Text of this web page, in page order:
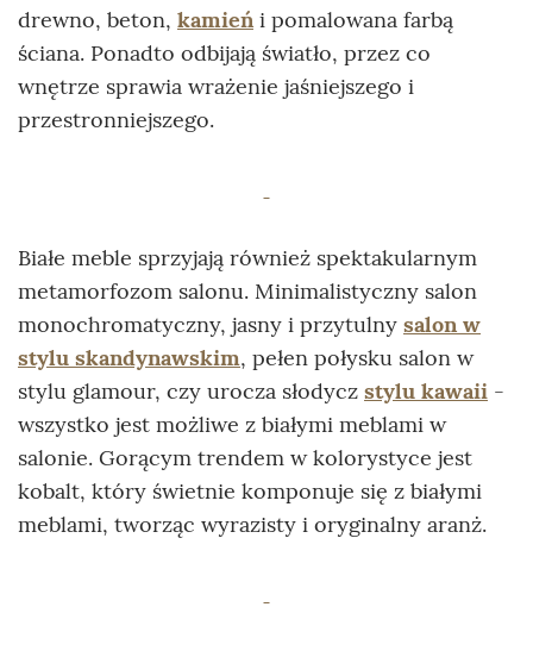
drewno, beton, kamień i pomalowana farbą
ściana. Ponadto odbijają światło, przez co
wnętrze sprawia wrażenie jaśniejszego i
przestronniejszego.
Białe meble sprzyjają również spektakularnym
metamorfozom salonu. Minimalistyczny salon
monochromatyczny, jasny i przytulny salon w
stylu skandynawskim, pełen połysku salon w
stylu glamour, czy urocza słodycz stylu kawaii -
wszystko jest możliwe z białymi meblami w
salonie. Gorącym trendem w kolorystyce jest
kobalt, który świetnie komponuje się z białymi
meblami, tworząc wyrazisty i oryginalny aranż.